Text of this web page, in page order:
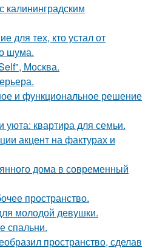
калининградским
для тех, кто устал от
шума.
Москва.
и функциональное решение
уюта: квартира для семьи.
акцент на фактурах и
дома в современный
пространство.
молодой девушки.
спальни.
пространство, сделав